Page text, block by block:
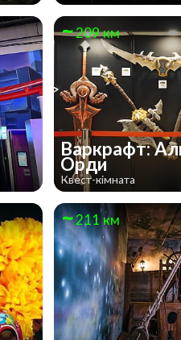
209 км
Варкрафт:
Орди
Квест-кімната
211 км